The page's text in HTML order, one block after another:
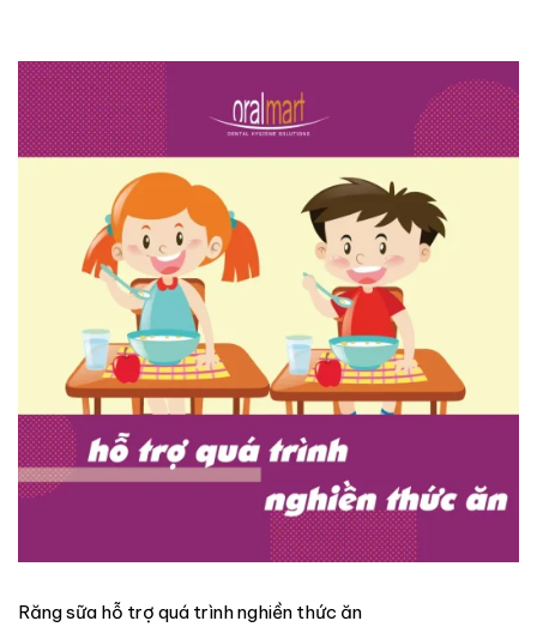
Răng sữa hỗ trợ quá trình nghiền thức ăn